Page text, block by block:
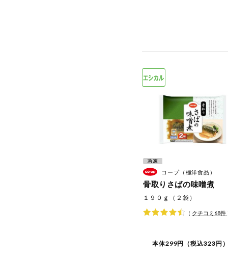
コープ（極洋食品）
骨取りさばの味噌煮
１９０ｇ（２袋）
（ クチコミ 68件
本体299円（税込323円